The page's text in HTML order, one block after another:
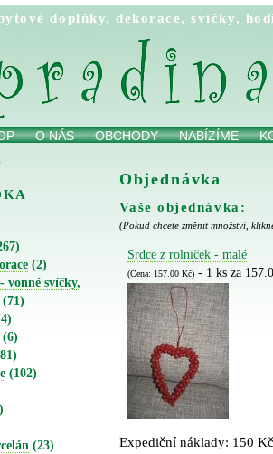
doplňky,dekorace,svíčky,
O NÁS OBCHODY NABÍZÍME
(2)
vonné svíčky,
(71)
(6)
(102)
(23)
Objednávka
Vaše objednávka:
(Pokud chcete změnit množství,
Srdce z rolniček - malé
(Cena: 157.00 Kč)- 1 ks za
Expediční náklady: 150 Kč